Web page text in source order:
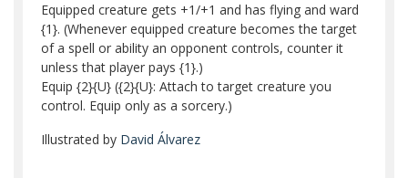
Equipped creature gets +1/+1 and has flying and ward
{1}. (Whenever equipped creature becomes the target
of a spell or ability an opponent controls, counter it
unless that player pays {1}.)
Equip {2}{U} ({2}{U}: Attach to target creature you
control. Equip only as a sorcery.)
Illustrated by David Álvarez